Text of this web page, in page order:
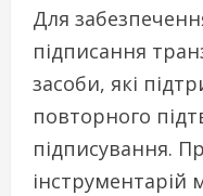
Для
підписання
засоби, які
повторного
підписування.
інструментарій